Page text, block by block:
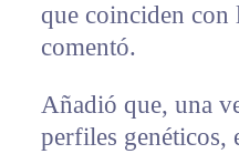
que coinciden con
comentó.
Añadió que, una
perfiles genéticos,